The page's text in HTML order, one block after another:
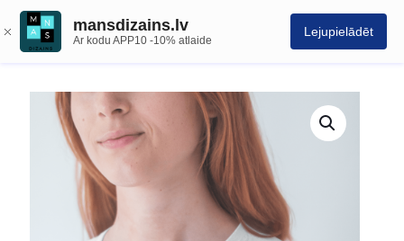
mansdizains.lv
Ar kodu APP10 -10% atlaide
Lejupielādēt